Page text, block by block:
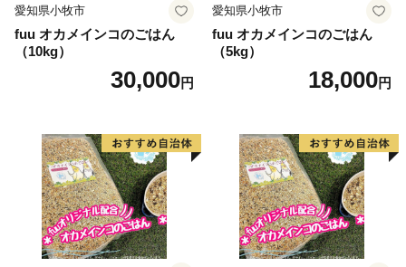
愛知県小牧市
fuu オカメインコのごはん
（10kg）
30,000円
愛知県小牧市
fuu オカメインコのごはん
（5kg）
18,000円